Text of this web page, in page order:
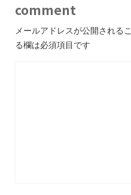
comment
メールアドレスが公開される
る欄は必須項目です